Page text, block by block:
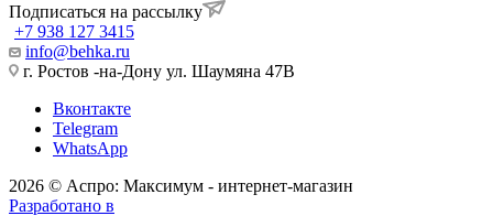
Подписаться на рассылку
+7 938 127 3415
info@behka.ru
г. Ростов -на-Дону ул. Шаумяна 47В
Вконтакте
Telegram
WhatsApp
2026 © Аспро: Максимум - интернет-магазин
Разработано в